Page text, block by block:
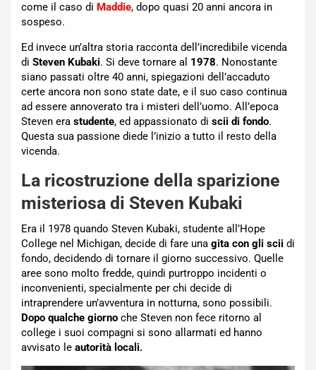
come il caso di Maddie, dopo quasi 20 anni ancora in
sospeso.
Ed invece un’altra storia racconta dell’incredibile vicenda
di Steven Kubaki. Si deve tornare al 1978. Nonostante
siano passati oltre 40 anni, spiegazioni dell’accaduto
certe ancora non sono state date, e il suo caso continua
ad essere annoverato tra i misteri dell’uomo. All’epoca
Steven era studente, ed appassionato di scii di fondo.
Questa sua passione diede l’inizio a tutto il resto della
vicenda.
La ricostruzione della sparizione
misteriosa di Steven Kubaki
Era il 1978 quando Steven Kubaki, studente all’Hope
College nel Michigan, decide di fare una gita con gli scii di
fondo, decidendo di tornare il giorno successivo. Quelle
aree sono molto fredde, quindi purtroppo incidenti o
inconvenienti, specialmente per chi decide di
intraprendere un’avventura in notturna, sono possibili.
Dopo qualche giorno che Steven non fece ritorno al
college i suoi compagni si sono allarmati ed hanno
avvisato le autorità locali.